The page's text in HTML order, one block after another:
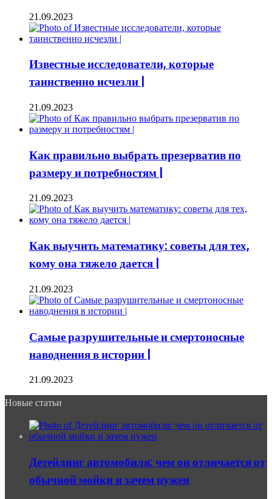
21.09.2023
Известные исследователи, которые
таинственно исчезли |
21.09.2023
Как правильно выбрать презерватив по
размеру и потребностям |
21.09.2023
Как выучить математику: советы для тех,
кому она тяжело дается |
21.09.2023
Самые разрушительные и смертоносные
наводнения в истории |
21.09.2023
Новые статьи
Детейлинг автомобиля: чем он отличается от
обычной мойки и зачем нужен